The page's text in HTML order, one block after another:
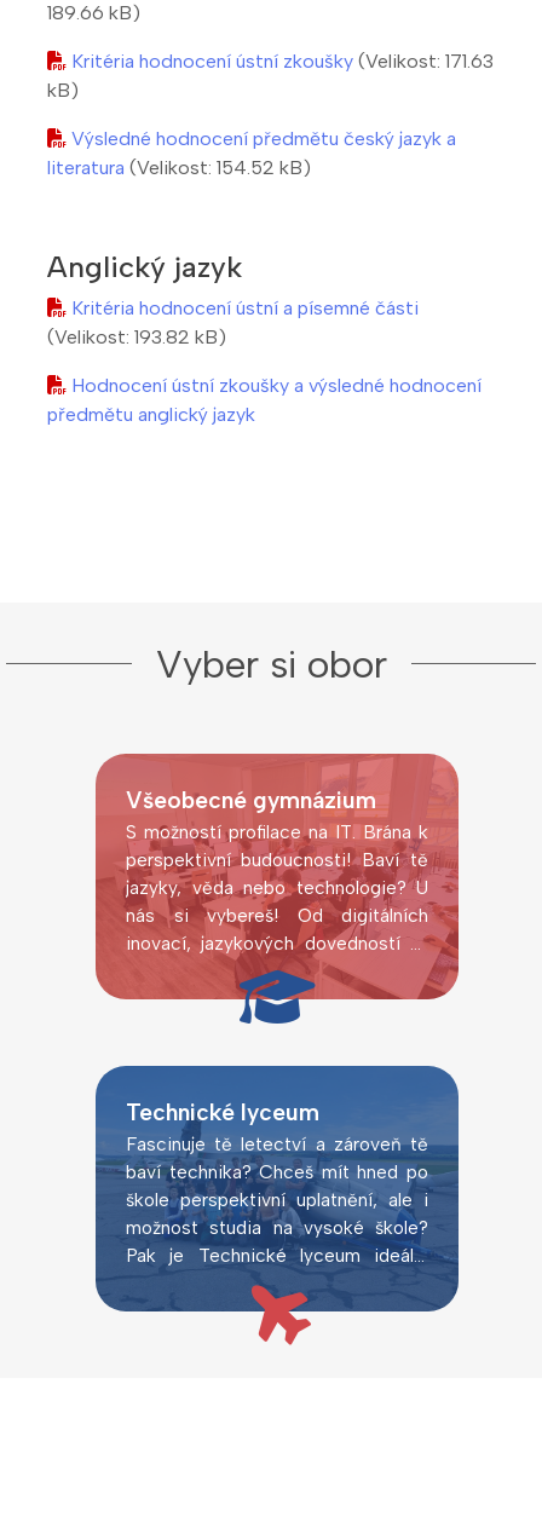
189.66 kB)
Kritéria hodnocení ústní zkoušky (Velikost: 171.63
kB)
Výsledné hodnocení předmětu český jazyk a
literatura (Velikost: 154.52 kB)
Anglický jazyk
Kritéria hodnocení ústní a písemné části
(Velikost: 193.82 kB)
Hodnocení ústní zkoušky a výsledné hodnocení
předmětu anglický jazyk
Vyber si obor
Všeobecné gymnázium
S možností profilace na IT. Brána k
perspektivní budoucnosti! Baví tě
jazyky, věda nebo technologie? U
nás si vybereš! Od digitálních
inovací, jazykových dovedností až
po laboratorní pokusy.
Technické lyceum
Fascinuje tě letectví a zároveň tě
baví technika? Chceš mít hned po
škole perspektivní uplatnění, ale i
možnost studia na vysoké škole?
Pak je Technické lyceum ideální